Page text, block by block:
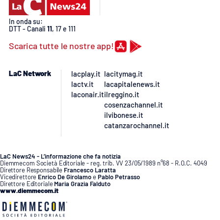
SPECIALI
Buona Sanità Calabria
Storie
NETWORK
In onda su:
DTT - Canali 11, 17 e 111
Scarica tutte le nostre app!
LaC Network
lacplay.it
lactv.it
laconair.it
lacitymag.it
lacapitalenews.it
ilreggino.it
cosenzachannel.it
ilvibonese.it
catanzarochannel.it
LaC News24 - L’informazione che fa notizia
Diemmecom Società Editoriale - reg. trib. VV 23/05/1989 n°68 - R.O.C. 4049
Direttore Responsabile Francesco Laratta
Vicedirettore Enrico De GirolamoePablo Petrasso
Direttore Editoriale Maria Grazia Falduto
www.diemmecom.it